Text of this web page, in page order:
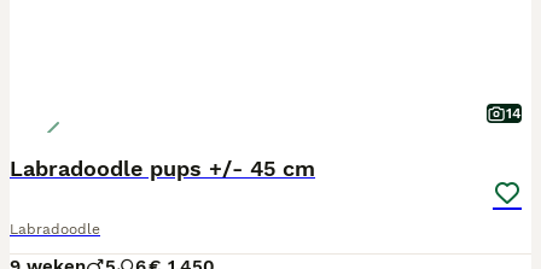
14
Labradoodle pups +/- 45 cm
Labradoodle